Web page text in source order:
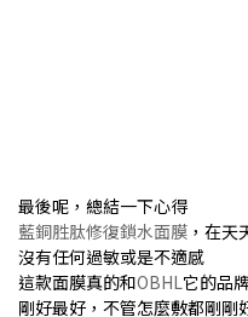
最後呢，總結一下心得
藍銅胜肽修復鎖水面膜 ，在天
沒有任何過敏或是不適感
這款面膜真的和OBHL 它的品
剛好最好，不管怎麼敷都剛剛